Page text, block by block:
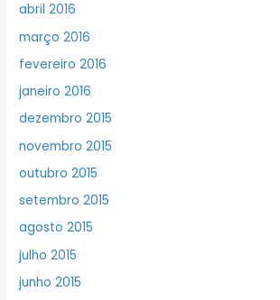
abril 2016
março 2016
fevereiro 2016
janeiro 2016
dezembro 2015
novembro 2015
outubro 2015
setembro 2015
agosto 2015
julho 2015
junho 2015